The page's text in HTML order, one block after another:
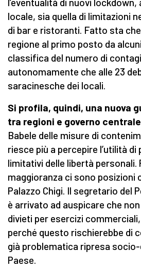
l’eventualità di nuovi
locale, sia quella di limitazioni
di bar e ristoranti. Fatto sta
regione al primo posto da
classifica del numero di
autonomamente che alle 23
saracinesche dei locali.
Si profila, quindi, una nuova
tra regioni e governo centrale
Babele delle misure di
riesce più a percepire l’utilità
limitativi delle libertà personali.
maggioranza ci sono posizioni
Palazzo Chigi. Il segretario del
è arrivato ad auspicare che
divieti per esercizi
perché questo rischierebbe di
già problematica ripresa
Paese.